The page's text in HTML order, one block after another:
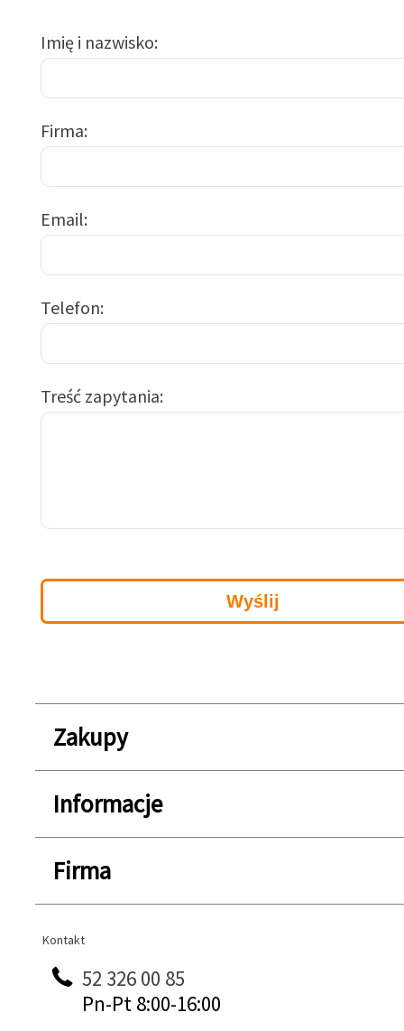
Imię i nazwisko
Firma
Email
Telefon
Treść zapytania
Zakupy
Informacje
Firma
Kontakt
Kontakt
52 326 00 85
Pn-Pt 8:00-16:00